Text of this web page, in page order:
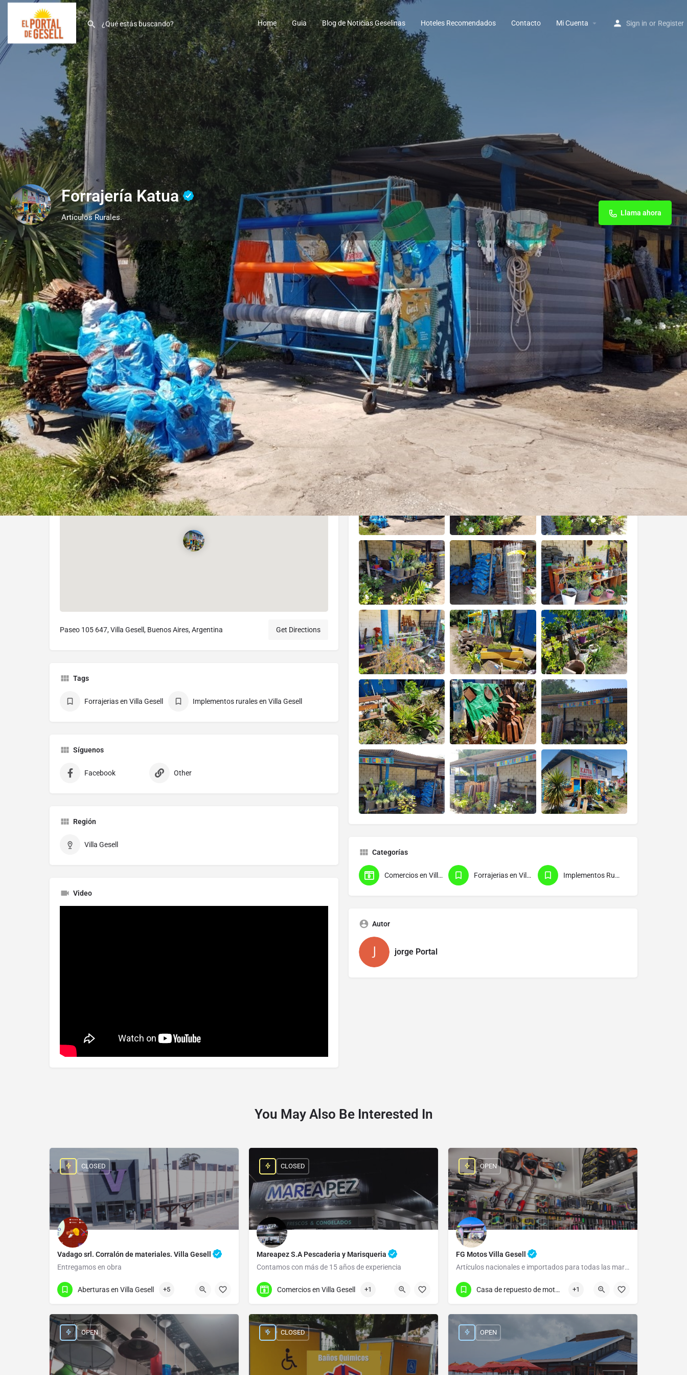
Home Guia Blog de Noticias Geselinas Hoteles Recomendados Contacto Mi Cuenta Sign in or Register
Forrajería Katua
Artículos Rurales. Llama ahora
Perfil Reseñas 0 Eventos 0
Obtener las direcciones Llame ahora Sitio Web Marcador Compartir Dejar un comentario
Descripción
Alimentos Balanceados.
Postes. – Alambre tejido.
Leña. – Herramientas. – Art. de Jardinería.
Artículos Rurales.
Ubicación
Paseo 105 647, Villa Gesell, Buenos Aires, Argentina Get Directions
Tags
Forrajerias en Villa Gesell Implementos rurales en Villa Gesell
Síguenos
Facebook Other
Región
Villa Gesell
Video
Closed Open hours today: 08:00 - 13:00
Galería
Categorías
Comercios en Villa Gesell Forrajerias en Villa Gesell Implementos Rurales en Villa Gesell
Autor
jorge Portal
You May Also Be Interested In
Vadago srl. Corralón de materiales. Villa Gesell
Entregamos en obra
02255 46-2421
CLOSED
Aberturas en Villa Gesell +5
Mareapez S.A Pescaderia y Marisqueria
Contamos con más de 15 años de experiencia
(02255) 47-2575
CLOSED
Comercios en Villa Gesell +1
FG Motos Villa Gesell
Artículos nacionales e importados para todas las marcas y cilindradas.
(02255) 46-6069
OPEN
Casa de repuesto de motos en Villa Gesell +1
OPEN CLOSED OPEN